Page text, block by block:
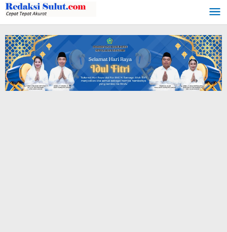
Lewati
ke
konten